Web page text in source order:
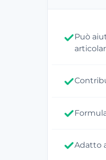
Può
Adatto